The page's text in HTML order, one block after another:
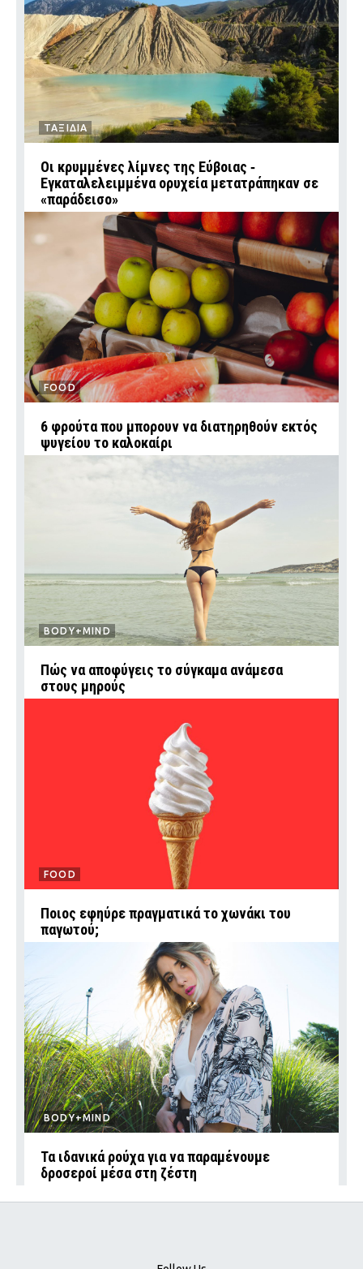
ΤΑΞΙΔΙΑ
Οι κρυμμένες λίμνες της Εύβοιας ‑
Εγκαταλελειμμένα ορυχεία μετατράπηκαν σε
«παράδεισο»
FOOD
6 φρούτα που μπορουν να διατηρηθούν εκτός
ψυγείου το καλοκαίρι
BODY+MIND
Πώς να αποφύγεις το σύγκαμα ανάμεσα
στους μηρούς
FOOD
Ποιος εφηύρε πραγματικά το χωνάκι του
παγωτού;
BODY+MIND
Τα ιδανικά ρούχα για να παραμένουμε
δροσεροί μέσα στη ζέστη